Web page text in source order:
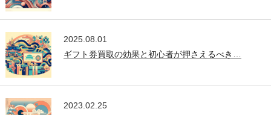
2025.08.01
ギフト券買取の効果と初心者が押さえるべき…
2023.02.25